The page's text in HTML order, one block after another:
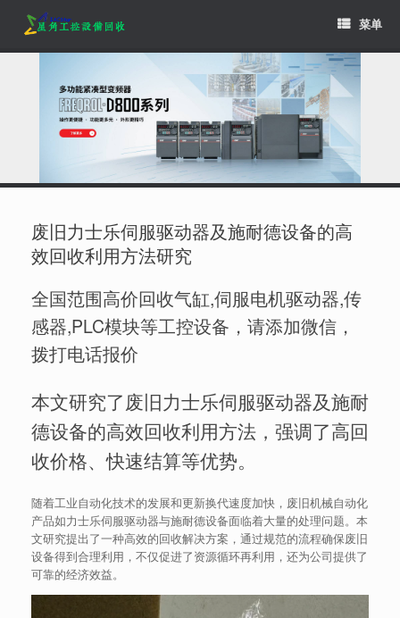
content
菜单
废旧力士乐伺服驱动器及施耐德设备的高
效回收利用方法研究
全国范围高价回收气缸,伺服电机驱动器,传
感器,PLC模块等工控设备，请添加微信，
拨打电话报价
本文研究了废旧力士乐伺服驱动器及施耐
德设备的高效回收利用方法，强调了高回
收价格、快速结算等优势。
随着工业自动化技术的发展和更新换代速度加快，废旧机械自动化
产品如力士乐伺服驱动器与施耐德设备面临着大量的处理问题。本
文研究提出了一种高效的回收解决方案，通过规范的流程确保废旧
设备得到合理利用，不仅促进了资源循环再利用，还为公司提供了
可靠的经济效益。